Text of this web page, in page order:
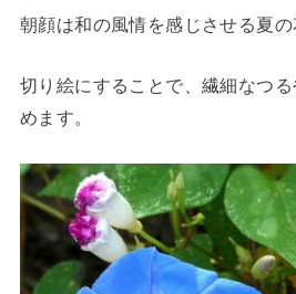
朝顔は和の風情を感じさせる夏の
切り絵にすることで、繊細なつ
めます。